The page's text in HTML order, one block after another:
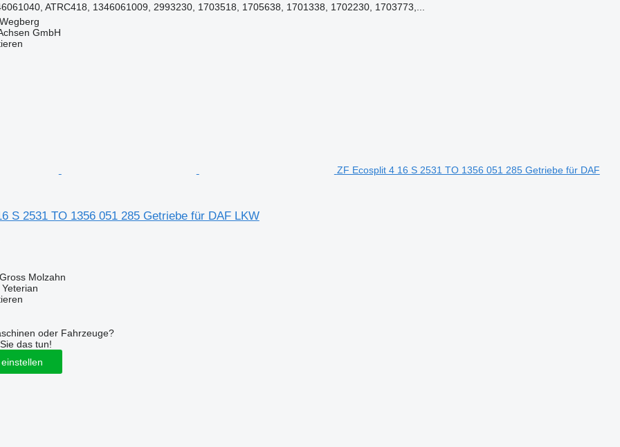
ATRC418, 1346061009, 2993230, 1703518, 1705638, 1701338, 1702230, 1703773,...
GmbH
ZF Ecosplit 4 16 S 2531 TO 1356 051 285 Getriebe für DAF
S 2531 TO 1356 051 285 Getriebe für DAF LKW
Molzahn
oder Fahrzeuge?
das tun!